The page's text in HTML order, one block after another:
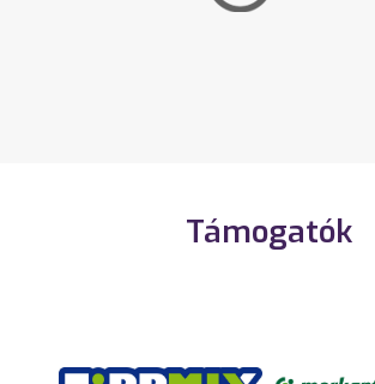
Támogatók